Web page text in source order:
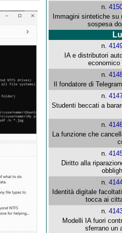
n.
Immagini sintetiche
sospesa
n.
IA e distributori
n.
Il fondatore di
n.
Studenti beccati a
n.
La funzione che
n.
Diritto alla
n.
Identità digitale
tocca ai
n.
Modelli IA fuori
sferrano un